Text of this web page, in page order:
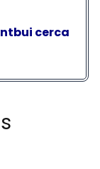
cerca